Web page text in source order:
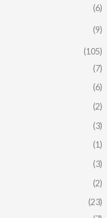
(6)
(9)
(105)
(7)
(6)
(2)
(3)
(1)
(3)
(2)
(23)